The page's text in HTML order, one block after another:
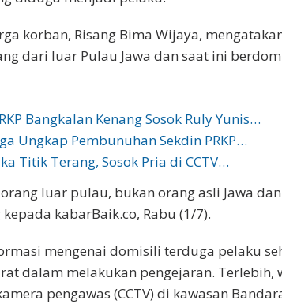
korban, Risang Bima Wijaya,
dari luar Pulau Jawa dan saat ini
Bangkalan Kenang Sosok Ruly Yunis…
Ungkap Pembunuhan Sekdin PRKP…
Titik Terang, Sosok Pria di CCTV…
luar pulau, bukan orang asli Jawa
kabarBaik.co, Rabu (1/7).
mengenai domisili terduga pelaku
dalam melakukan pengejaran. Terlebih,
pengawas (CCTV) di kawasan